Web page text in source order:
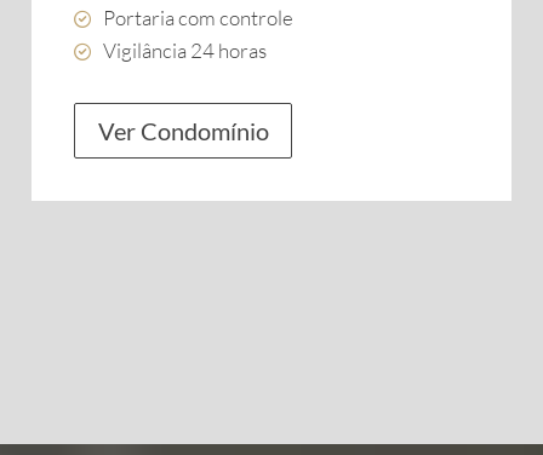
Portaria com controle
Vigilância 24 horas
Ver Condomínio